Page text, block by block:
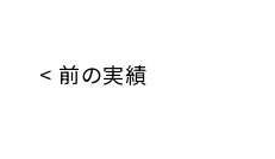
< 前の実績